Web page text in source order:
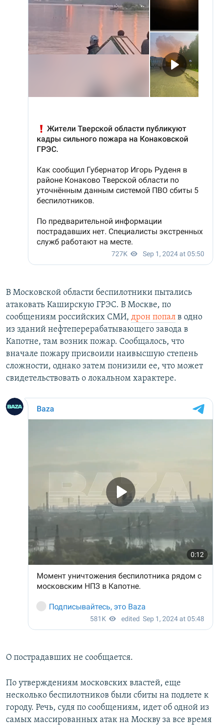
В Московской области беспилотники пытались
атаковать Каширскую ГРЭС. В Москве, по
сообщениям российских СМИ, дрон попал в одно
из зданий нефтеперерабатывающего завода в
Капотне, там возник пожар. Сообщалось, что
вначале пожару присвоили наивысшую степень
сложности, однако затем понизили ее, что может
свидетельствовать о локальном характере.
О пострадавших не сообщается.
По утверждениям московских властей, еще
несколько беспилотников были сбиты на подлете к
городу. Речь, судя по сообщениям, идет об одной из
самых массированных атак на Москву за все время